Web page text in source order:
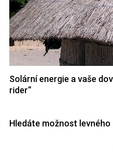
Solární energie a vaše
rider“
Hledáte možnost